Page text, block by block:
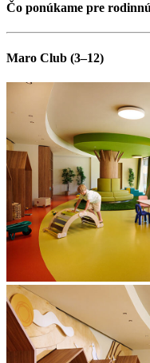
Čo ponúkame pre
Maro Club (3–12)